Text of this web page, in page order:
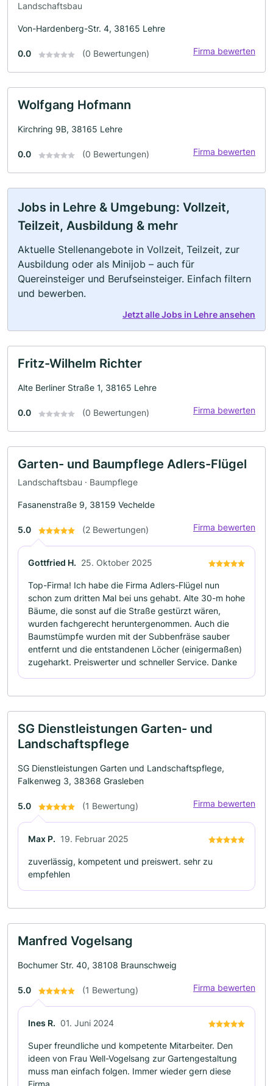
Landschaftsbau
Von-Hardenberg-Str. 4, 38165 Lehre
0.0 (0 Bewertungen) Firma bewerten
Wolfgang Hofmann
Kirchring 9B, 38165 Lehre
0.0 (0 Bewertungen) Firma bewerten
Jobs in Lehre & Umgebung: Vollzeit,
Teilzeit, Ausbildung & mehr
Aktuelle Stellenangebote in Vollzeit, Teilzeit, zur
Ausbildung oder als Minijob – auch für
Quereinsteiger und Berufseinsteiger. Einfach filtern
und bewerben.
Jetzt alle Jobs in Lehre ansehen
Fritz-Wilhelm Richter
Alte Berliner Straße 1, 38165 Lehre
0.0 (0 Bewertungen) Firma bewerten
Garten- und Baumpflege Adlers-Flügel
Landschaftsbau · Baumpflege
Fasanenstraße 9, 38159 Vechelde
5.0 (2 Bewertungen) Firma bewerten
Gottfried H. 25. Oktober 2025
Top-Firma! Ich habe die Firma Adlers-Flügel nun
schon zum dritten Mal bei uns gehabt. Alte 30-m hohe
Bäume, die sonst auf die Straße gestürzt wären,
wurden fachgerecht heruntergenommen. Auch die
Baumstümpfe wurden mit der Subbenfräse sauber
entfernt und die entstandenen Löcher (einigermaßen)
zugeharkt. Preiswerter und schneller Service. Danke
SG Dienstleistungen Garten- und
Landschaftspflege
SG Dienstleistungen Garten und Landschaftspflege,
Falkenweg 3, 38368 Grasleben
5.0 (1 Bewertung) Firma bewerten
Max P. 19. Februar 2025
zuverlässig, kompetent und preiswert. sehr zu
empfehlen
Manfred Vogelsang
Bochumer Str. 40, 38108 Braunschweig
5.0 (1 Bewertung) Firma bewerten
Ines R. 01. Juni 2024
Super freundliche und kompetente Mitarbeiter. Den
ideen von Frau Well-Vogelsang zur Gartengestaltung
muss man einfach folgen. Immer wieder gern diese
Firma.